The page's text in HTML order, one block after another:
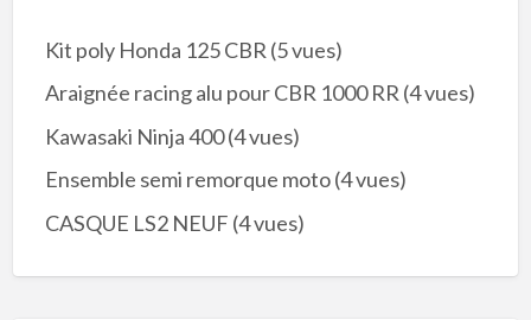
Kit poly Honda 125 CBR (5 vues)
Araignée racing alu pour CBR 1000 RR(4 vues)
Kawasaki Ninja 400(4 vues)
Ensemble semi remorque moto(4 vues)
CASQUE LS2 NEUF (4 vues)